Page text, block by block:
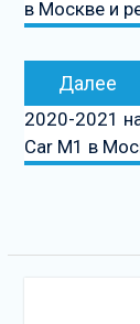
в Москве и
Далее
2020-2021
Car M1 в